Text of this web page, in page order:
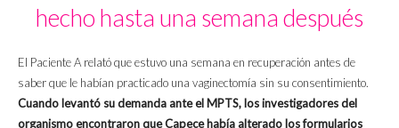
hecho hasta una semana después
El Paciente A relató que estuvo una semana en recuperación antes de
saber que le habían practicado una vaginectomía sin su consentimiento.
Cuando levantó su demanda ante el MPTS, los investigadores del
organismo encontraron que Capece había alterado los formularios